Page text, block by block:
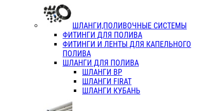
ШЛАНГИ,ПОЛИВОЧНЫЕ СИСТЕМЫ
ФИТИНГИ ДЛЯ ПОЛИВА
ФИТИНГИ И ЛЕНТЫ ДЛЯ КАПЕЛЬНОГО
ПОЛИВА
ШЛАНГИ ДЛЯ ПОЛИВА
ШЛАНГИ ВР
ШЛАНГИ FIRAT
ШЛАНГИ КУБАНЬ